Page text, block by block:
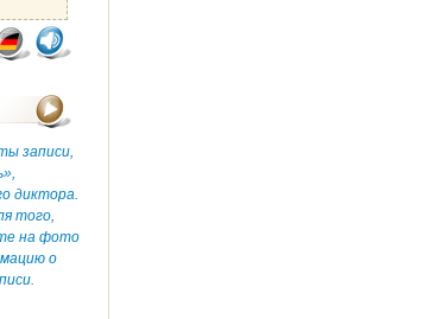
записи,
диктора.
того,
на фото
о